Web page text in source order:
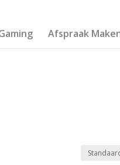
Afspraak